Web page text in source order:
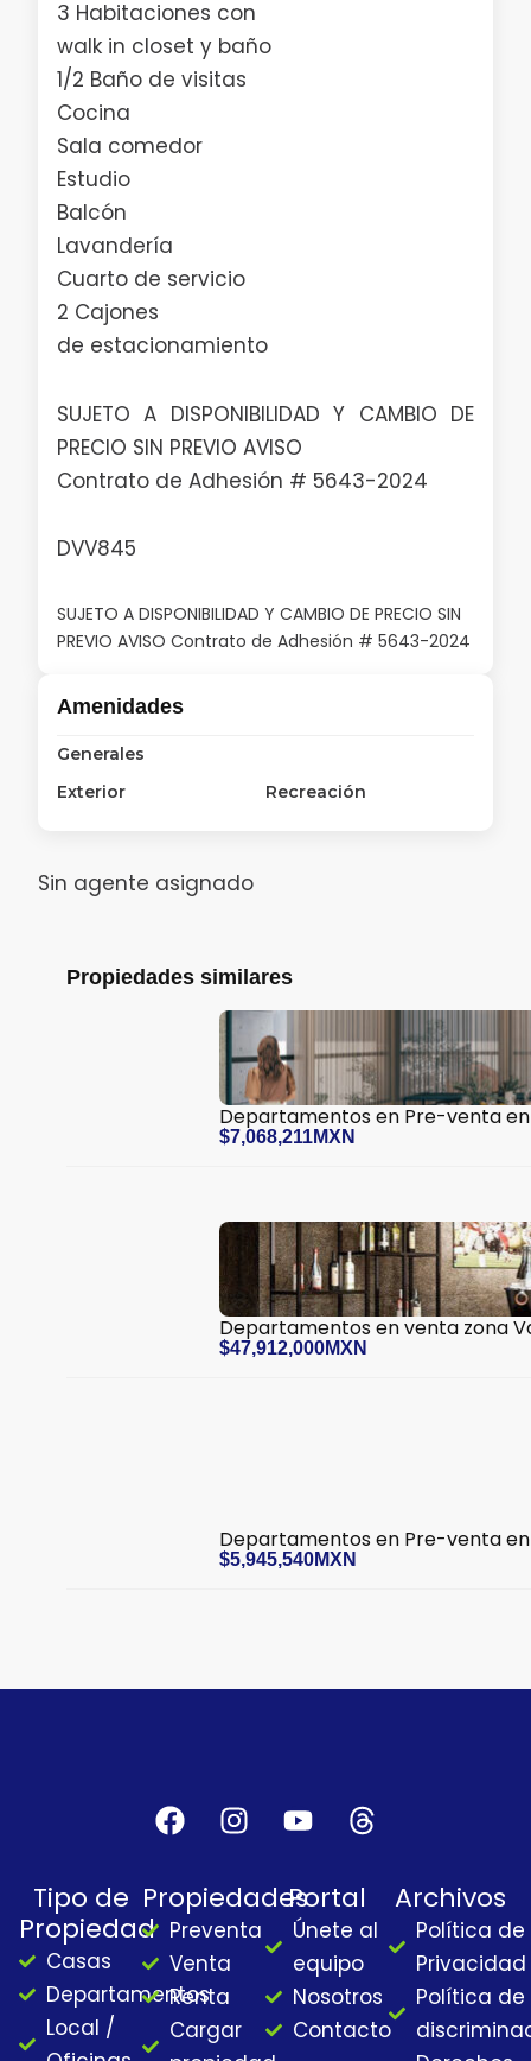
3 Habitaciones con
walk in closet y baño
1/2 Baño de visitas
Cocina
Sala comedor
Estudio
Balcón
Lavandería
Cuarto de servicio
2 Cajones
de estacionamiento
SUJETO A DISPONIBILIDAD Y CAMBIO DE
PRECIO SIN PREVIO AVISO
Contrato de Adhesión # 5643-2024
DVV845
SUJETO A DISPONIBILIDAD Y CAMBIO DE PRECIO SIN
PREVIO AVISO Contrato de Adhesión # 5643-2024
Amenidades
Generales
Exterior
Recreación
Sin agente asignado
Propiedades similares
Departamentos en Pre-venta
$7,068,211MXN
Departamentos en venta zona
$47,912,000MXN
Departamentos en Pre-venta
$5,945,540MXN
F
a
e
b
o
o
k
I
s
t
a
a
Y
u
t
u
b
e
T
h
r
e
a
d
s
Tipo de
Propiedad
Casas
Departamentos
Local /
Propiedades
Preventa
Venta
Renta
Cargar
Portal
Únete al
equipo
Nosotros
Contacto
Archivos
Política de
Privacidad
Política de